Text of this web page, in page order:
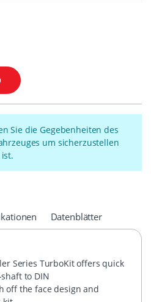
Sie die Gegebenheiten des
um sicherzustellen
Datenblätter
Series TurboKit offers quick
to DIN
off the face design and